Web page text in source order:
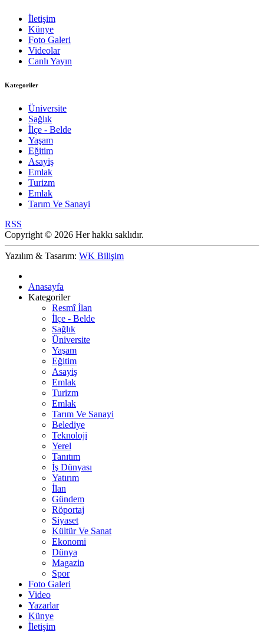
İletişim
Künye
Foto Galeri
Videolar
Canlı Yayın
Kategoriler
Üniversite
Sağlık
İlçe - Belde
Yaşam
Eğitim
Asayiş
Emlak
Turizm
Emlak
Tarım Ve Sanayi
RSS
Copyright © 2026 Her hakkı saklıdır.
Yazılım & Tasarım: WK Bilişim
Anasayfa
Kategoriler
Resmî İlan
İlçe - Belde
Sağlık
Üniversite
Yaşam
Eğitim
Asayiş
Emlak
Turizm
Emlak
Tarım Ve Sanayi
Belediye
Teknoloji
Yerel
Tanıtım
İş Dünyası
Yatırım
İlan
Gündem
Röportaj
Siyaset
Kültür Ve Sanat
Ekonomi
Dünya
Magazin
Spor
Foto Galeri
Video
Yazarlar
Künye
İletişim